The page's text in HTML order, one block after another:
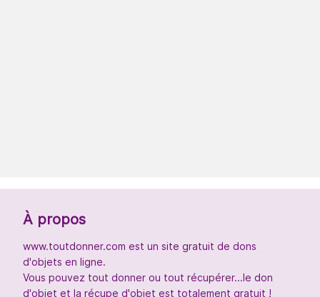
À propos
www.toutdonner.com est un site gratuit de dons
d'objets en ligne.
Vous pouvez tout donner ou tout récupérer...le don
d'objet et la récupe d'objet est totalement gratuit !